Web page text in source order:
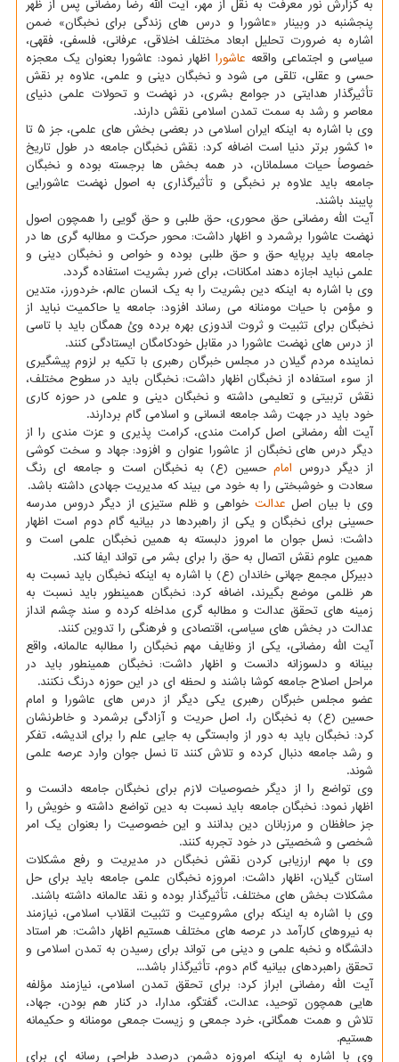
به گزارش نور معرفت به نقل از مهر، آیت الله رضا رمضانی پس از ظهر
پنجشنبه در وبینار «عاشورا و درس های زندگی برای نخبگان» ضمن
اشاره به ضرورت تحلیل ابعاد مختلف اخلاقی، عرفانی، فلسفی، فقهی،
سیاسی و اجتماعی واقعه عاشورا اظهار نمود: عاشورا بعنوان یک معجزه
حسی و عقلی، تلقی می شود و نخبگان دینی و علمی، علاوه بر نقش
تأثیرگذار هدایتی در جوامع بشری، در نهضت و تحولات علمی دنیای
معاصر و رشد به سمت تمدن اسلامی نقش دارند.
وی با اشاره به اینکه ایران اسلامی در بعضی بخش های علمی، جز ۵ تا
۱۰ کشور برتر دنیا است اضافه کرد: نقش نخبگان جامعه در طول تاریخ
خصوصاً حیات مسلمانان، در همه بخش ها برجسته بوده و نخبگان
جامعه باید علاوه بر نخبگی و تأثیرگذاری به اصول نهضت عاشورایی
پایبند باشند.
آیت الله رمضانی حق محوری، حق طلبی و حق گویی را همچون اصول
نهضت عاشورا برشمرد و اظهار داشت: محور حرکت و مطالبه گری ها در
جامعه باید برپایه حق و حق طلبی بوده و خواص و نخبگان دینی و
علمی نباید اجازه دهند امکانات، برای ضرر بشریت استفاده گردد.
وی با اشاره به اینکه دین بشریت را به یک انسان عالم، خردورز، متدین
و مؤمن با حیات مومنانه می رساند افزود: جامعه یا حاکمیت نباید از
نخبگان برای تثبیت و ثروت اندوزی بهره برده وئ همگان باید با تاسی
از درس های نهضت عاشورا در مقابل خودکامگان ایستادگی کنند.
نماینده مردم گیلان در مجلس خبرگان رهبری با تکیه بر لزوم پیشگیری
از سوء استفاده از نخبگان اظهار داشت: نخبگان باید در سطوح مختلف،
نقش تربیتی و تعلیمی داشته و نخبگان دینی و علمی در حوزه کاری
خود باید در جهت رشد جامعه انسانی و اسلامی گام بردارند.
آیت الله رمضانی اصل کرامت مندی، کرامت پذیری و عزت مندی را از
دیگر درس های نخبگان از عاشورا عنوان و افزود: جهاد و سخت کوشی
از دیگر دروس امامحسین (ع) به نخبگان است و جامعه ای رنگ
سعادت و خوشبختی را به خود می بیند که مدیریت جهادی داشته باشد.
وی با بیان اصل عدالت خواهی و ظلم ستیزی از دیگر دروس مدرسه
حسینی برای نخبگان و یکی از راهبردها در بیانیه گام دوم است اظهار
داشت: نسل جوان ما امروز دلبسته به همین نخبگان علمی است و
همین علوم نقش اتصال به حق را برای بشر می تواند ایفا کند.
دبیرکل مجمع جهانی خاندان (ع) با اشاره به اینکه نخبگان باید نسبت به
هر ظلمی موضع بگیرند، اضافه کرد: نخبگان همینطور باید نسبت به
زمینه های تحقق عدالت و مطالبه گری مداخله کرده و سند چشم انداز
عدالت در بخش های سیاسی، اقتصادی و فرهنگی را تدوین کنند.
آیت الله رمضانی، یکی از وظایف مهم نخبگان را مطالبه عالمانه، واقع
بینانه و دلسوزانه دانست و اظهار داشت: نخبگان همینطور باید در
مراحل اصلاح جامعه کوشا باشند و لحظه ای در این حوزه درنگ نکنند.
عضو مجلس خبرگان رهبری یکی دیگر از درس های عاشورا و امام
حسین (ع) به نخبگان را، اصل حریت و آزادگی برشمرد و خاطرنشان
کرد: نخبگان باید به دور از وابستگی به جایی علم را برای اندیشه، تفکر
و رشد جامعه دنبال کرده و تلاش کنند تا نسل جوان وارد عرصه علمی
شوند.
وی تواضع را از دیگر خصوصیات لازم برای نخبگان جامعه دانست و
اظهار نمود: نخبگان جامعه باید نسبت به دین تواضع داشته و خویش را
جز حافظان و مرزبانان دین بدانند و این خصوصیت را بعنوان یک امر
شخصی و شخصیتی در خود تجربه کنند.
وی با مهم ارزیابی کردن نقش نخبگان در مدیریت و رفع مشکلات
استان گیلان، اظهار داشت: امروزه نخبگان علمی جامعه باید برای حل
مشکلات بخش های مختلف، تأثیرگذار بوده و نقد عالمانه داشته باشند.
وی با اشاره به اینکه برای مشروعیت و تثبیت انقلاب اسلامی، نیازمند
به نیروهای کارآمد در عرصه های مختلف هستیم اظهار داشت: هر استاد
دانشگاه و نخبه علمی و دینی می تواند برای رسیدن به تمدن اسلامی و
تحقق راهبردهای بیانیه گام دوم، تأثیرگذار باشد...
آیت الله رمضانی ابراز کرد: برای تحقق تمدن اسلامی، نیازمند مؤلفه
هایی همچون توحید، عدالت، گفتگو، مدارا، در کنار هم بودن، جهاد،
تلاش و همت همگانی، خرد جمعی و زیست جمعی مومنانه و حکیمانه
هستیم.
وی با اشاره به اینکه امروزه دشمن درصدد طراحی رسانه ای برای